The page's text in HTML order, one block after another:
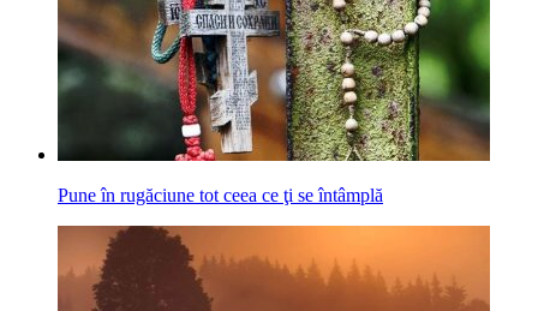
Pune în rugăciune tot ceea ce ţi se întâmplă